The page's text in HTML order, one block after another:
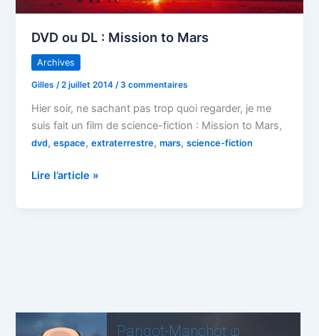
DVD ou DL : Mission to Mars
Archives
Gilles /2 juillet 2014 /3 commentaires
Hier soir, ne sachant pas trop quoi regarder, je me
suis fait un film de science-fiction : Mission to Mars,
dvd,espace,extraterrestre,mars,science-fiction
DVD
Lire l’article »